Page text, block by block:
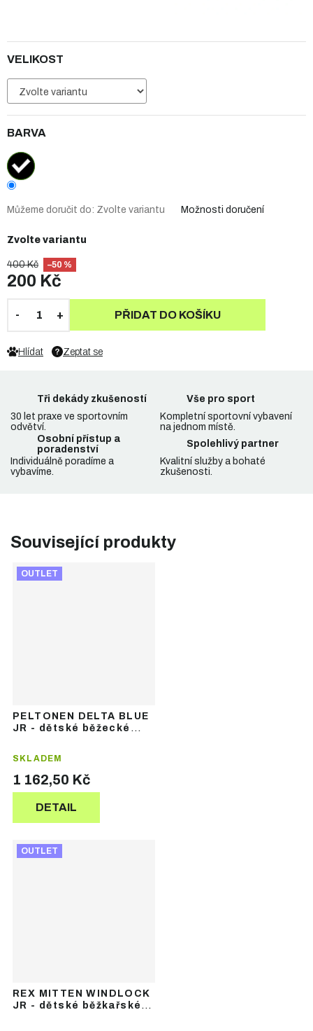
400 Kč –50 %
200 Kč
Zvolte variantu
VELIKOST
BARVA
Můžeme doručit do: Zvolte variantu Možnosti doručení
PŘIDAT DO KOŠÍKU
Zeptat se
Hlídat
Tři dekády zkušeností
30 let praxe ve sportovním
odvětví.
Vše pro sport
Kompletní sportovní vybavení
na jednom místě.
Osobní přístup a
poradenství
Individuálně poradíme a
vybavíme.
Spolehlivý partner
Kvalitní služby a bohaté
zkušenosti.
Související produkty
OUTLET
PELTONEN DELTA BLUE
JR - dětské běžecké
SKLADEM
1 162,50 Kč
DETAIL
OUTLET
REX MITTEN WINDLOCK
JR - dětské běžkařské